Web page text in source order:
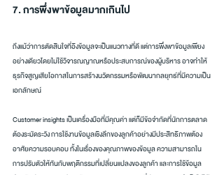
7. การพึ่งพาข้อมูลมากเกินไป
ถึงแม้ว่าการตัดสินใจที่อิงข้อมูลจะเป็นแนวทางที่ดี แต่การพึ่งพาข้อมูลเพียง
อย่างเดียวโดยไม่ใช้วิจารณญาณหรือประสบการณ์ของผู้บริหาร อาจทำให้
ธุรกิจสูญเสียโอกาสในการสร้างนวัตกรรมหรือพัฒนากลยุทธ์ที่มีความเป็น
เอกลักษณ์
Customer insights เป็นเครื่องมือที่มีคุณค่า แต่ก็มีข้อจำกัดที่นักการตลาด
ต้องระมัดระวัง การใช้งานข้อมูลเชิงลึกของลูกค้าอย่างมีประสิทธิภาพต้อง
อาศัยความรอบคอบ ทั้งในเรื่องของคุณภาพของข้อมูล ความสามารถใน
การปรับตัวให้ทันกับพฤติกรรมที่เปลี่ยนแปลงของลูกค้า และการใช้ข้อมูล